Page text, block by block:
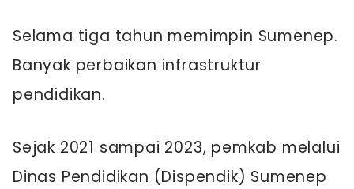
Selama tiga tahun memimpin Sumenep.
Banyak perbaikan infrastruktur
pendidikan.
Sejak 2021 sampai 2023, pemkab melalui
Dinas Pendidikan (Dispendik) Sumenep